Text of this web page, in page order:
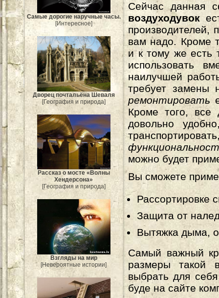
Самые дорогие наручные часы.
[Интересное]
Дворец почтальёна Шеваля
[География и природа]
Рассказ о мосте «Волны
Хендерсона»
[География и природа]
Взгляды на мир
[Невероятные истории]
Сейчас данная
воздуходувок
производителей,
вам надо. Кроме
и к тому же есть
использовать
наилучшей
требует замены
ремонтировать
Кроме того, все
довольно
можно будет
Вы сможете
Рассортировке
Защита от
Вытяжка дыма,
Самый важный
размеры такой
выбрать для
буде на сайте